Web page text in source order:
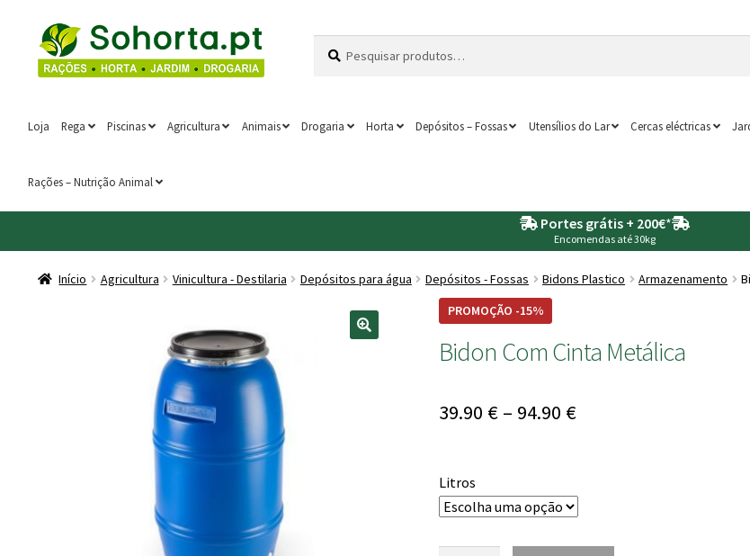
Ir
para
a
Saltar
para
o
por:
Loja Rega Piscinas Agricultura Animais Drogaria Horta Depósitos – Fossas Utensílios do Lar Cercas eléctricas
Rações – Nutrição Animal
Portes grátis + 200€*
Encomendas até 30kg
Início Agricultura Vinicultura - Destilaria Depósitos para água Depósitos - Fossas Bidons Plastico Armazenamento
PROMOÇÃO -15%
Bidon Com Cinta Metálica
39.90 € – 94.90 €Price
94.90 €
Litros